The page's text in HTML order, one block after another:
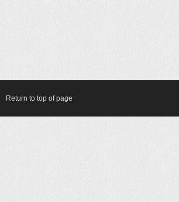
Return to top of page